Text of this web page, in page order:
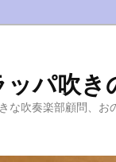
ッパ吹き
な吹奏楽部顧問、お